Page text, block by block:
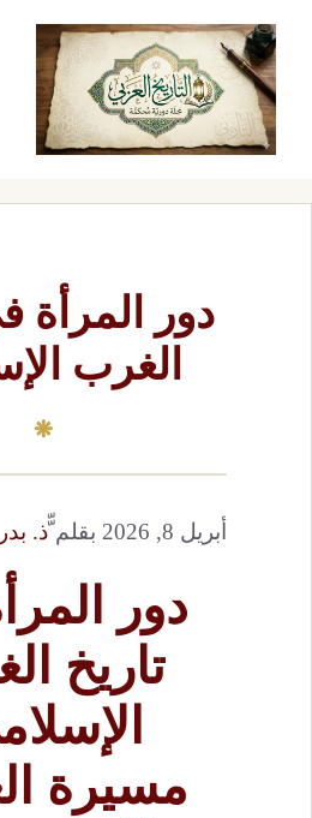
انتقل
المحتوى
دور المرأة
الغرب
أبريل 8, 2026 بقلمّّذ.
دور
تاريخ
مسيرة